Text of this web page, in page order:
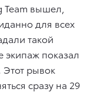
Team вышел,
для всех
такой
показал
Этот рывок
сразу на 29